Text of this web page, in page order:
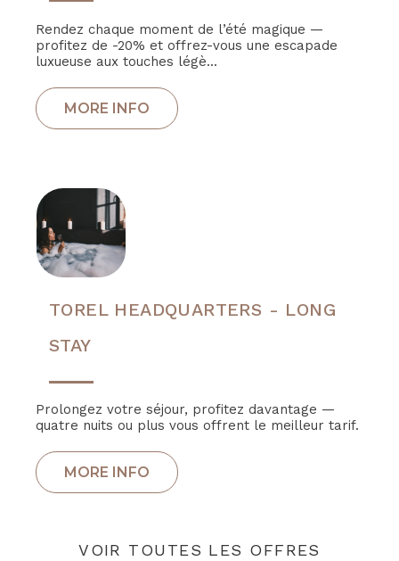
Rendez chaque moment de l’été magique —
profitez de -20% et offrez-vous une escapade
luxueuse aux touches légè...
TOREL HEADQUARTERS - LONG
STAY
Prolongez votre séjour, profitez davantage —
quatre nuits ou plus vous offrent le meilleur tarif.
VOIR TOUTES LES OFFRES